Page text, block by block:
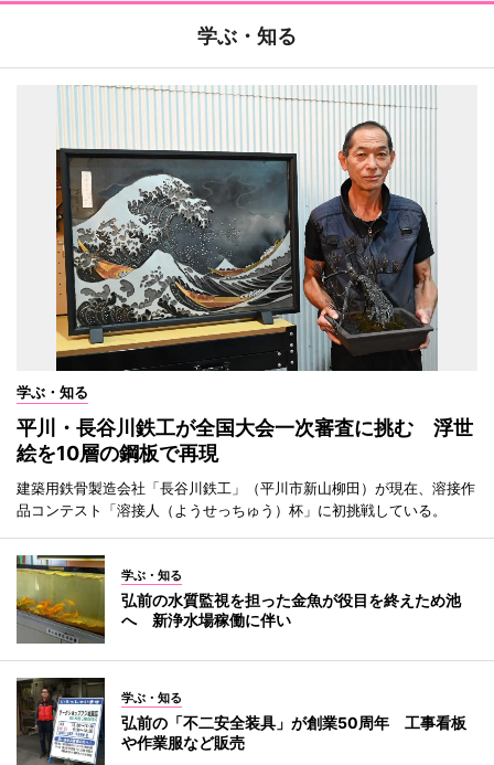
学ぶ・知る
学ぶ・知る
平川・長谷川鉄工が全国大会一次審査に挑む 浮世
絵を10層の鋼板で再現
建築用鉄骨製造会社「長谷川鉄工」（平川市新山柳田）が現在、溶接作
品コンテスト「溶接人（ようせっちゅう）杯」に初挑戦している。
学ぶ・知る
弘前の水質監視を担った金魚が役目を終えため池
へ 新浄水場稼働に伴い
学ぶ・知る
弘前の「不二安全装具」が創業50周年 工事看板
や作業服など販売